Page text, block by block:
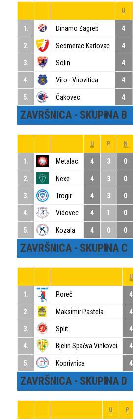
U
1. Dinamo Zagreb 4
2. Sedmerac Karlovac 4
3. Solin 4
4. Viro - Virovitica 4
5. Čakovec 4
ZAVRŠNICA - SKUPINA B
U P N
1. Metalac 4 3 0
2. Nexe 4 3 0
3. Trogir 4 3 0
4. Vidovec 4 1 0
5. Kozala 4 0 0
ZAVRŠNICA - SKUPINA C
U
1. Poreč 4
2. Maksimir Pastela 4
3. Split 4
4. Bjelin Spačva Vinkovci 4
5. Koprivnica 4
ZAVRŠNICA - SKUPINA D
U P